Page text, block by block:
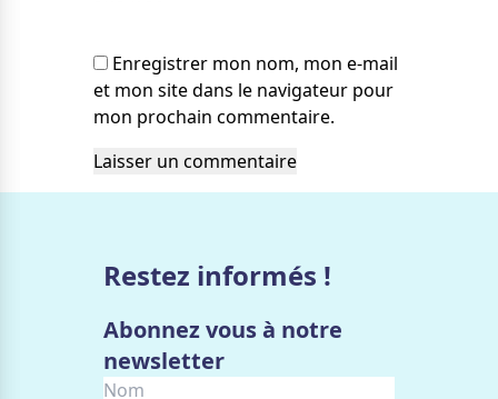
Enregistrer mon nom, mon e-mail
et mon site dans le navigateur pour
mon prochain commentaire.
Restez informés !
Abonnez vous à notre
newsletter